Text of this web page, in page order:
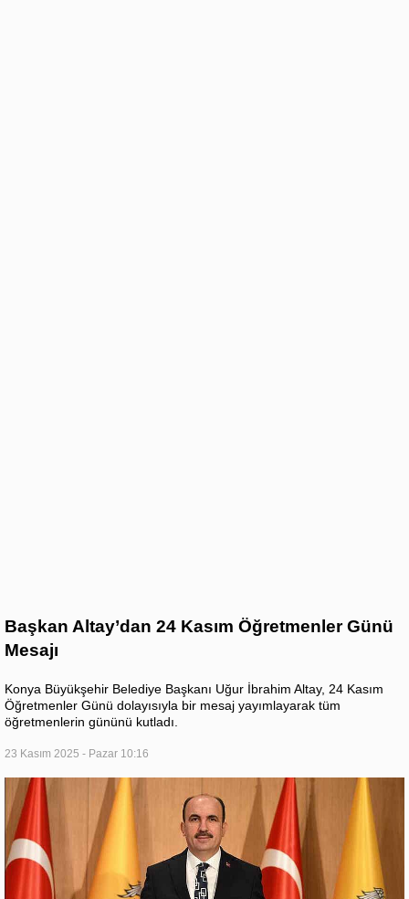
Başkan Altay’dan 24 Kasım Öğretmenler Günü
Mesajı
Konya Büyükşehir Belediye Başkanı Uğur İbrahim Altay, 24 Kasım
Öğretmenler Günü dolayısıyla bir mesaj yayımlayarak tüm
öğretmenlerin gününü kutladı.
23 Kasım 2025 - Pazar 10:16